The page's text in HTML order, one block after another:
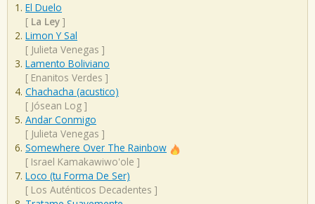
El Duelo
[ La Ley ]
Limon Y Sal
[ Julieta Venegas ]
Lamento Boliviano
[ Enanitos Verdes ]
Chachacha (acustico)
[ Jósean Log ]
Andar Conmigo
[ Julieta Venegas ]
Somewhere Over The Rainbow
[ Israel Kamakawiwo'ole ]
Loco (tu Forma De Ser)
[ Los Auténticos Decadentes ]